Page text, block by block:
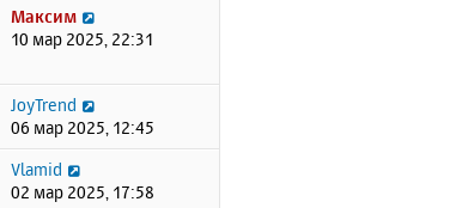
Максим
10 мар 2025, 22:31
JoyTrend
06 мар 2025, 12:45
Vlamid
02 мар 2025, 17:58